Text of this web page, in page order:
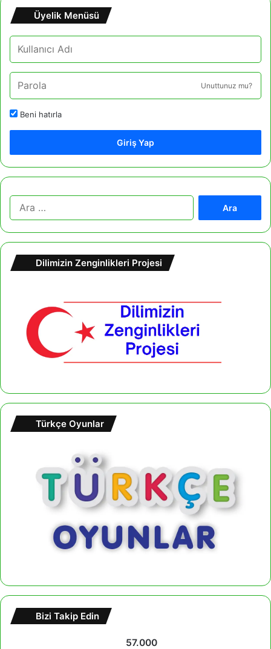
Üyelik Menüsü
Unuttunuz mu?
Beni hatırla
Giriş Yap
Dilimizin Zenginlikleri Projesi
Türkçe Oyunlar
Bizi Takip Edin
57.000